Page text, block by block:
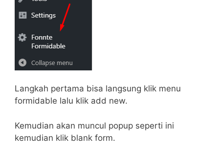
Langkah pertama bisa langsung klik menu
formidable lalu klik add new.
Kemudian akan muncul popup seperti ini
kemudian klik blank form.